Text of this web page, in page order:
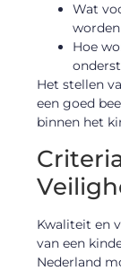
Wat
Hoe
Het stellen
een goed
binnen het
Kwaliteit en
van een
Nederland